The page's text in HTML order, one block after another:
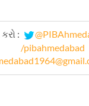
:
/pibahmedabad